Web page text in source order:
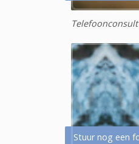
Telefoonconsult
Stuur nog een